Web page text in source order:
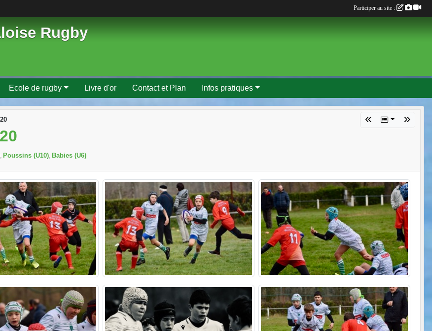
Rugby
Ecole de rugby Livre d'or Contact et Plan Infos pratiques
Poussins (U10) Babies (U6)
Participer au site :